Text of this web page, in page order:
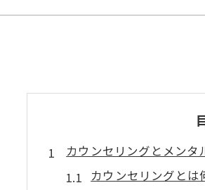
カウンセリングとメンタ
カウンセリングとは